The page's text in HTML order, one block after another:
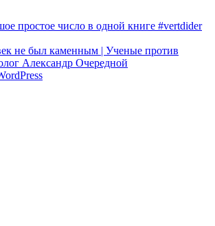
простое число в одной книге #vertdider
не был каменным | Ученые против
Александр Очередной